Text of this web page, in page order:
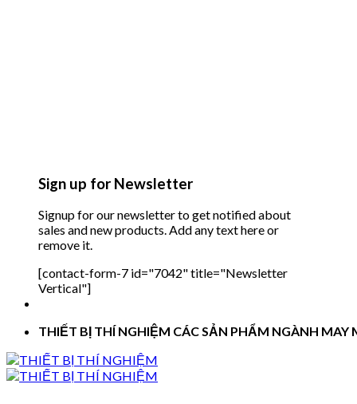
Sign up for Newsletter
Signup for our newsletter to get notified about
sales and new products. Add any text here or
remove it.
[contact-form-7 id="7042" title="Newsletter
Vertical"]
THIẾT BỊ THÍ NGHIỆM CÁC SẢN PHẨM NGÀNH MAY